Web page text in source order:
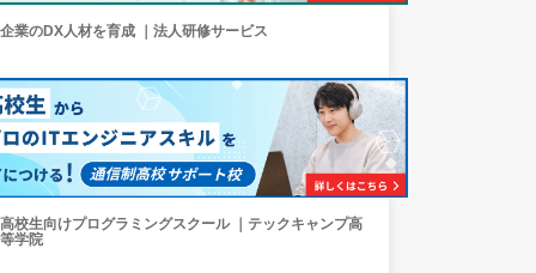
企業のDX人材を育成 ｜法人研修サービス
高校生向けプログラミングスクール ｜テックキャンプ高
等学院